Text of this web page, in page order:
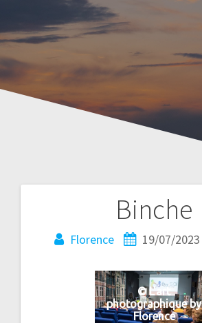
Binche
Florence 19/07/2023
© L'art
photographique by
Florence
Navigation
l’article